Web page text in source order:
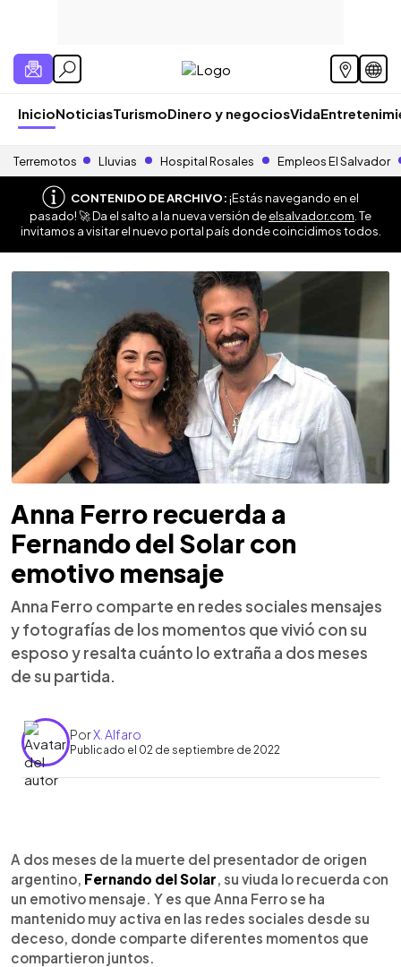
InicioNoticiasTurismoDinero y negociosVida
Terremotos Lluvias Hospital Rosales Empleos El Salvador
CONTENIDO DE ARCHIVO:¡Estás navegando en el
pasado! 🚀 Da el salto a la nueva versión deelsalvador.com . Te
invitamos a visitar el nuevo portal país donde coincidimos todos.
Anna Ferro recuerda a
Fernando del Solar con
emotivo mensaje
Anna Ferro comparte en redes sociales mensajes
y fotografías de los momentos que vivió con su
esposo y resalta cuánto lo extraña a dos meses
de su partida.
PorX. Alfaro
Publicado el 02 de septiembre de 2022
Escuchar artículo
A dos meses de la muerte del presentador de origen
argentino, Fernando del Solar , su viuda lo recuerda con
un emotivo mensaje. Y es que Anna Ferro se ha
mantenido muy activa en las redes sociales desde su
deceso, donde comparte diferentes momentos que
compartieron juntos.